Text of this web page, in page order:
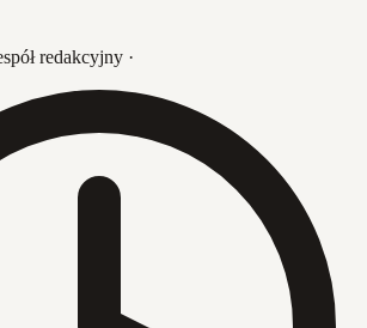
redakcyjny ·